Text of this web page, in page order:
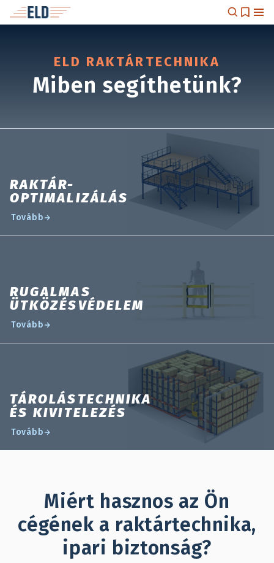
ELD RAKTÁRTECHNIKA
Miben segíthetünk?
RAKTÁR-
OPTIMALIZÁLÁS
Tovább
RUGALMAS
ÜTKÖZÉSVÉDELEM
Tovább
TÁROLÁSTECHNIKA
ÉS KIVITELEZÉS
Tovább
Miért hasznos az Ön
cégének a raktártechnika,
ipari biztonság?